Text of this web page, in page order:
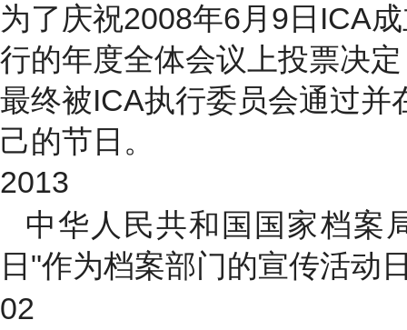
为了庆祝2008年6月9日ICA
行的年度全体会议上投票决
最终被ICA执行委员会通过
己的节日。
2013
中华人民共和国国家档案
日"作为档案部门的宣传活动
02